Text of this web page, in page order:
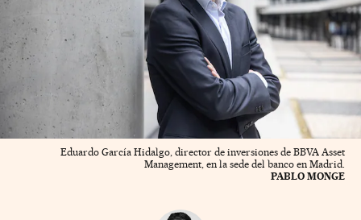
Eduardo García Hidalgo, director de inversiones de BBVA Asset
Management, en la sede del banco en Madrid.
PABLO MONGE